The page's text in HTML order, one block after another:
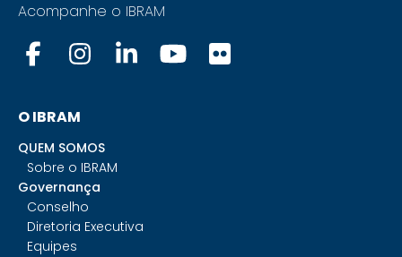
Acompanhe o IBRAM
O IBRAM
QUEM SOMOS
Sobre o IBRAM
Governança
Conselho
Diretoria Executiva
Equipes